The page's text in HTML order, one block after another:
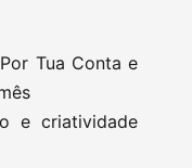
Tua Conta e
e criatividade